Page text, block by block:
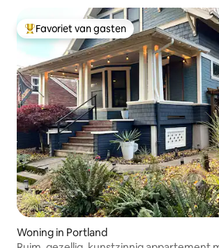
Topfavoriet van gasten
Favoriet van gasten
Woning in Portland